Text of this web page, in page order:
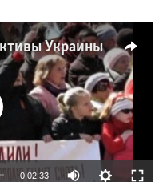
Украины
available
0:02:33